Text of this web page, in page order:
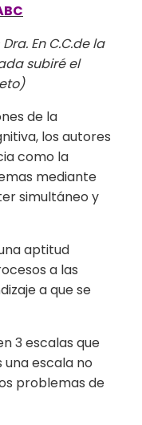
En C.C.de la
subiré el
de la
los autores
como la
mediante
simultáneo y
aptitud
a las
a que se
3 escalas que
una escala no
problemas de